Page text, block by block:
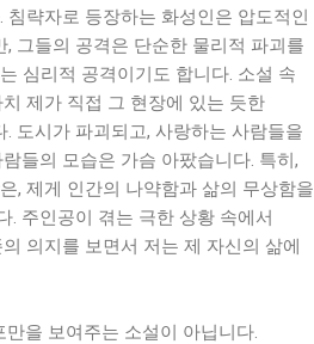
략자로 등장하는 화성인은 압도적인
그들의 공격은 단순한 물리적 파괴를
심리적 공격이기도 합니다. 소설 속
제가 직접 그 현장에 있는 듯한
도시가 파괴되고, 사랑하는 사람들을
들의 모습은 가슴 아팠습니다. 특히,
, 제게 인간의 나약함과 삶의 무상함을
. 주인공이 겪는 극한 상황 속에서
의지를 보면서 저는 제 자신의 삶에
을 보여주는 소설이 아닙니다.